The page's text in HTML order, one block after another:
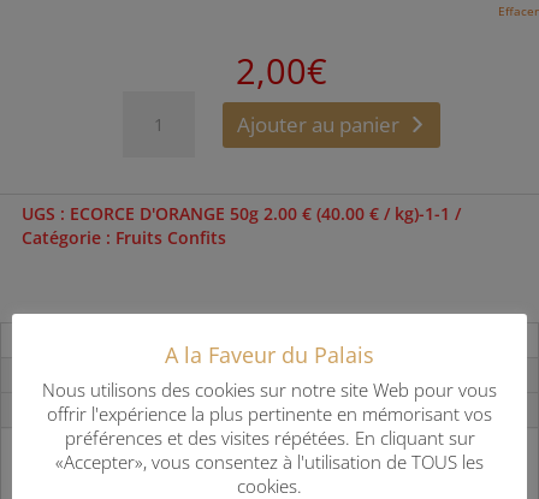
Effacer
2,00€
Ajouter au panier
UGS : ECORCE D'ORANGE 50g 2.00 € (40.00 € / kg)-1-1
Catégorie : Fruits Confits
Avis (0)
Les fruits confits sont des fruits qui ont subi plusieurs cuissons dans
A la Faveur du Palais
Nous utilisons des cookies sur notre site Web pour vous
offrir l'expérience la plus pertinente en mémorisant vos
préférences et des visites répétées. En cliquant sur
«Accepter», vous consentez à l'utilisation de TOUS les
cookies.